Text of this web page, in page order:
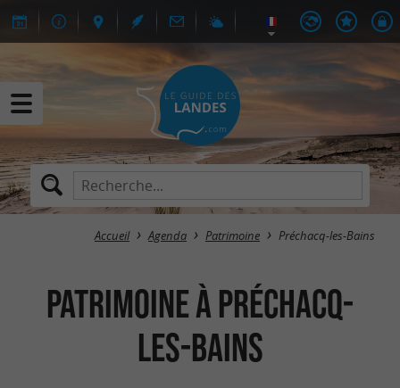
Accueil Agenda Patrimoine Préchacq-les-Bains
Patrimoine à Préchacq-
les-Bains